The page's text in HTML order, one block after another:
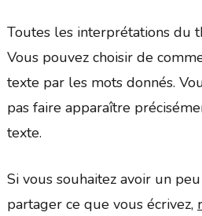
Toutes les interprétations du
Vous pouvez choisir de
texte par les mots donnés.
pas faire apparaître
texte.
Si vous souhaitez avoir un
partager ce que vous écrivez,